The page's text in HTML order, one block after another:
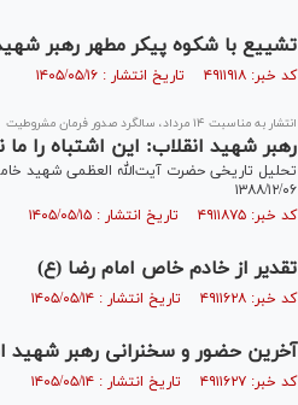
تشییع با شکوه پیکر مطهر رهبر
کد خبر: ۴۹۱۱۹۱۸ تاریخ انتشار : ۱۴۰۵/۰۵/۱۶
انتشار به مناسبت ۱۴ مرداد، سالگرد صدور فرمان مشروطیت
رهبر شهید انقلاب: این اشتباه را ما
تحلیل تاریخی حضرت آیت‌الله العظمی شهید
۱۳۸۸/۱۲/۰۶
کد خبر: ۴۹۱۱۸۷۵ تاریخ انتشار : ۱۴۰۵/۰۵/۱۵
تقدیر از خادم خاص امام رضا (ع)
کد خبر: ۴۹۱۱۶۲۸ تاریخ انتشار : ۱۴۰۵/۰۵/۱۴
آخرین حضور و سخنرانی رهبر شهید
کد خبر: ۴۹۱۱۶۲۷ تاریخ انتشار : ۱۴۰۵/۰۵/۱۴